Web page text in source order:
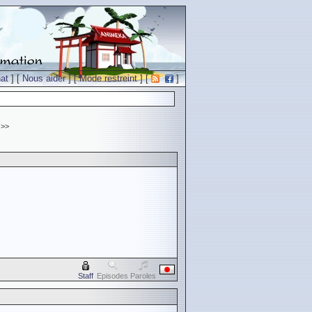
] [Nous aider] [Mode restreint] [ ]
Staff Episodes Paroles